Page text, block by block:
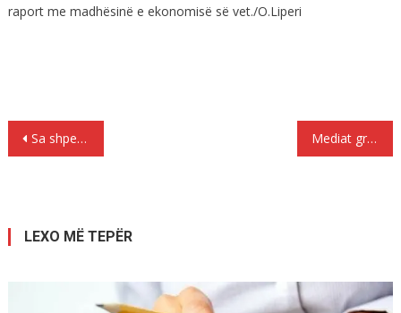
raport me madhësinë e ekonomisë së vet./O.Liperi
Lëvizje
Sa shpejt na i dhe lamtumirën o Aleks…! Mediat greke japin lajmin e keq për gjendjen shëndetësore të Kryepeshkopit Janullatos…
LEXO MË TEPËR